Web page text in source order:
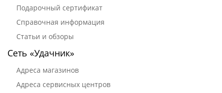
Подарочный сертификат
Справочная информация
Статьи и обзоры
Сеть «Удачник»
Адреса магазинов
Адреса сервисных центров